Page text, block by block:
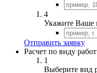
4
Укажите Ваше
Отправить заявку
Расчет по виду работ
1
Выберите вид